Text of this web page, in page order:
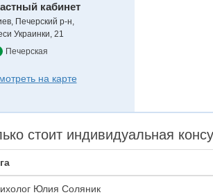
кабинет
Печерский р-н,
Украинки, 21
Печерская
на карте
стоит индивидуальная
Юлия Соляник